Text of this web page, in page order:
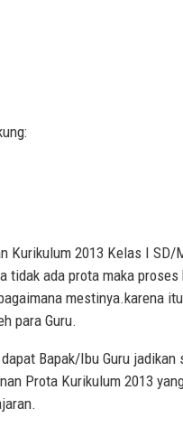
Kurikulum 2013 Kelas I
tidak ada prota maka
mestinya.karena
para Guru.
Bapak/Ibu Guru
Prota Kurikulum 2013